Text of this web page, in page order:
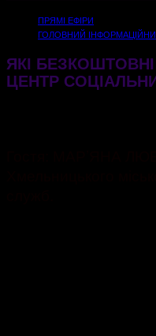
ПРЯМІ ЕФІРИ
ГОЛОВНИЙ
ЯКІ
ЦЕНТР